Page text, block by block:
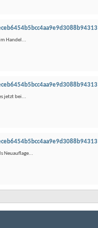
Handel...
jetzt bei...
Neuauflage...